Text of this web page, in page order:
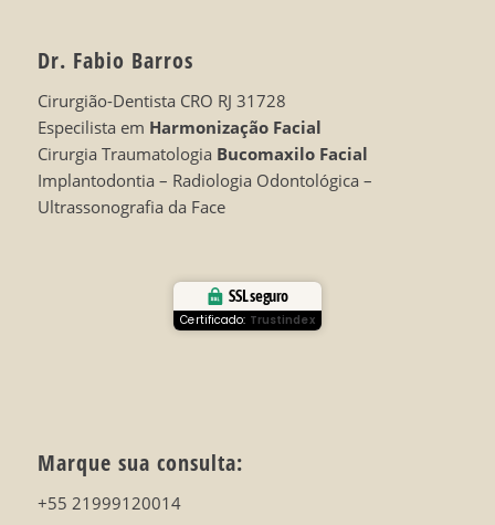
Dr. Fabio Barros
Cirurgião-Dentista CRO RJ 31728
Especilista em Harmonização Facial
Cirurgia Traumatologia Bucomaxilo Facial
Implantodontia – Radiologia Odontológica –
Ultrassonografia da Face
SSL seguro
Certificado: Trustindex
Marque sua consulta:
+55 21999120014